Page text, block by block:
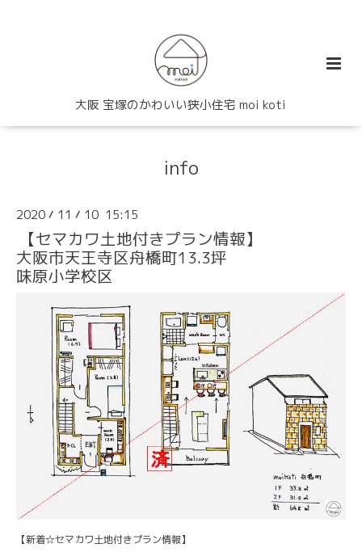
大阪 宝塚のかわいい狭小住宅 moi koti
info
2020 / 11 / 10 15:15
【セマカワ土地付きプラン情報】
大阪市天王寺区舟橋町13.3坪
味原小学校区
【新着☆セマカワ土地付きプラン情報】